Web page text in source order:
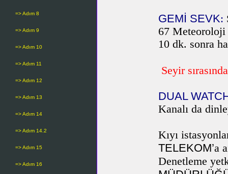
=> Adım 8
=> Adım 9
=> Adım 10
=> Adım 11
=> Adım 12
=> Adım 13
=> Adım 14
=> Adım 14.2
=> Adım 15
=> Adım 16
GEMİ SEVK:
67 Meteoroloji
10 dk. sonra
Seyir
DUAL
Kanalı da
Kıyı
TELEKOM’a
Denetleme